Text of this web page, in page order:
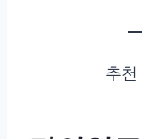
추천